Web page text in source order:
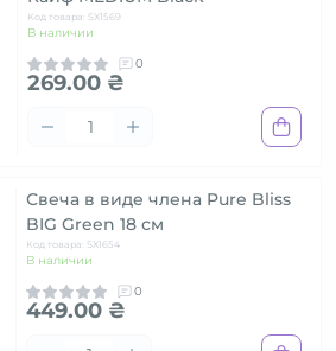
Код товара: SX1569
В наличии
0
269.00 ₴
Свеча в виде члена Pure Bliss
BIG Green 18 см
Код товара: SX1654
В наличии
0
449.00 ₴